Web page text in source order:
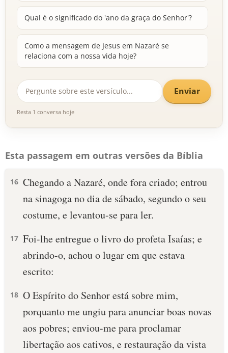
Qual é o significado do 'ano da graça do Senhor'?
Como a mensagem de Jesus em Nazaré se
relaciona com a nossa vida hoje?
Enviar
Resta 1 conversa hoje
Esta passagem em outras versões da Bíblia
16 Chegando a Nazaré, onde fora criado; entrou
na sinagoga no dia de sábado, segundo o seu
costume, e levantou-se para ler.
17 Foi-lhe entregue o livro do profeta Isaías; e
abrindo-o, achou o lugar em que estava
escrito:
18 O Espírito do Senhor está sobre mim,
porquanto me ungiu para anunciar boas novas
aos pobres; enviou-me para proclamar
libertação aos cativos, e restauração da vista